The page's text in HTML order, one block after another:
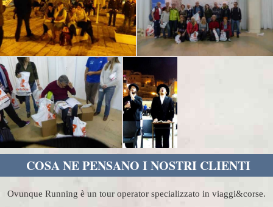
COSA NE PENSANO I NOSTRI CLIENTI
Ovunque Running è un tour operator specializzato in viaggi&corse.